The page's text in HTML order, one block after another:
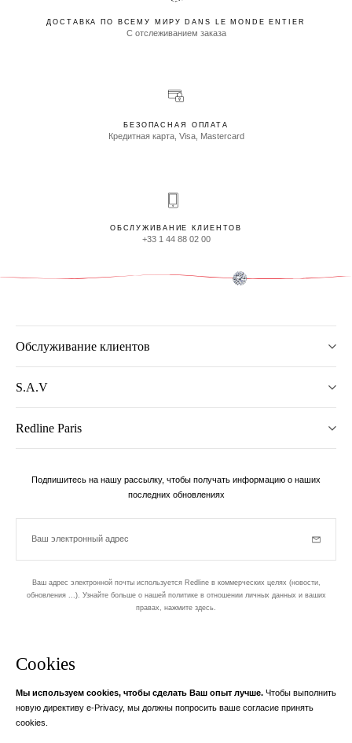
Cookies
Мы используем cookies, чтобы сделать Ваш опыт лучше. Чтобы выполнить
новую директиву e-Privacy, мы должны попросить ваше согласие принять
cookies.
ДОСТАВКА ПО ВСЕМУ МИРУ DANS LE MONDE ENTIER
С отслеживанием заказа
БЕЗОПАСНАЯ ОПЛАТА
Кредитная карта, Visa, Mastercard
ОБСЛУЖИВАНИЕ КЛИЕНТОВ
+33 1 44 88 02 00
Обслуживание клиентов
S.A.V
Redline Paris
Подпишитесь на нашу рассылку, чтобы получать информацию о наших
последних обновлениях
Ваш электронный адрес
Ваш адрес электронной почты используется Redline в коммерческих целях (новости,
обновления ...). Узнайте больше о нашей политике в отношении личных данных и ваших
правах, нажмите здесь
Ваш адрес электронной почты